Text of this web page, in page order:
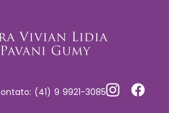
(41) 9 9921-3085